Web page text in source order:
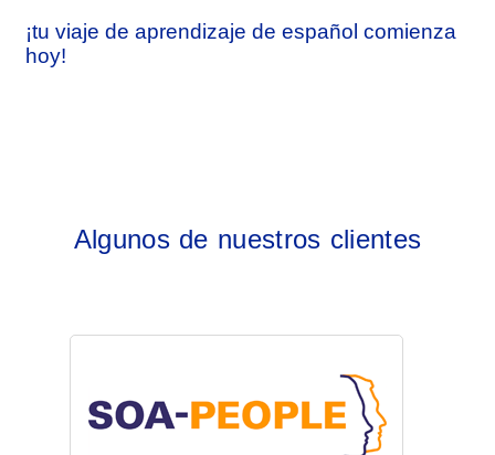
¡tu viaje de aprendizaje de español comienza
hoy!
Algunos de nuestros clientes